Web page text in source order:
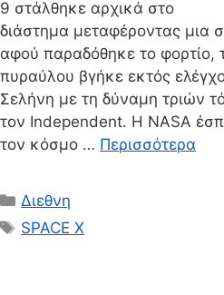
9 στάλθηκε αρχικά στο
διάστημα μεταφέροντας μια
αφού παραδόθηκε το φορτίο,
πυραύλου βγήκε εκτός
Σελήνη με τη δύναμη τριών
τον Independent. Η NASA
τον κόσμο … Περισσότερα
Κατηγορίες
Διεθνη
Ετικέτες
SPACE X